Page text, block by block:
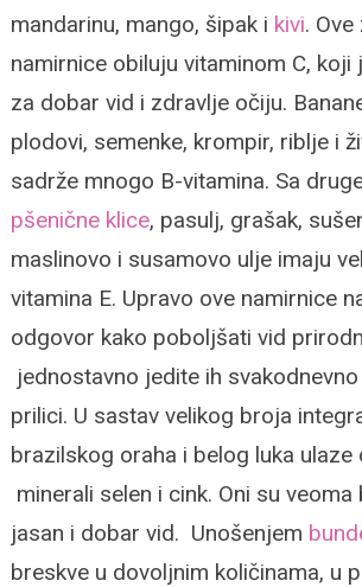
mandarinu, mango, šipak i kivi.
namirnice obiluju vitaminom C, koji
za dobar vid i zdravlje očiju.
plodovi, semenke, krompir, riblje i
sadrže mnogo B-vitamina. Sa
pšenične klice, pasulj, grašak,
maslinovo i susamovo ulje imaju
vitamina E. Upravo ove namirnice
odgovor kako poboljšati vid
jednostavno jedite ih
prilici. U sastav velikog broja
brazilskog oraha i belog luka ulaze
minerali selen i cink. Oni su
jasan i dobar vid. Unošenjem
breskve u dovoljnim količinama, u